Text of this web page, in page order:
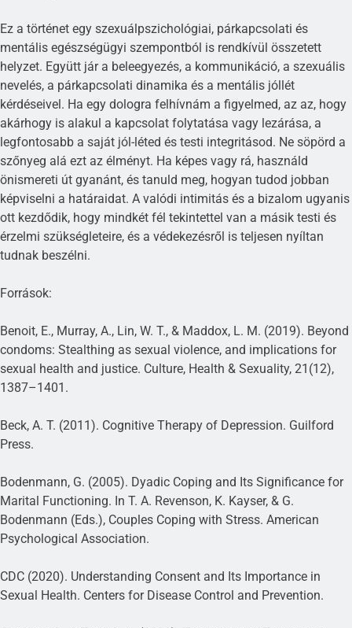
Ez a történet egy szexuálpszichológiai, párkapcsolati és
mentális egészségügyi szempontból is rendkívül összetett
helyzet. Együtt jár a beleegyezés, a kommunikáció, a szexuális
nevelés, a párkapcsolati dinamika és a mentális jóllét
kérdéseivel. Ha egy dologra felhívnám a figyelmed, az az, hogy
akárhogy is alakul a kapcsolat folytatása vagy lezárása, a
legfontosabb a saját jól-léted és testi integritásod. Ne söpörd a
szőnyeg alá ezt az élményt. Ha képes vagy rá, használd
önismereti út gyanánt, és tanuld meg, hogyan tudod jobban
képviselni a határaidat. A valódi intimitás és a bizalom ugyanis
ott kezdődik, hogy mindkét fél tekintettel van a másik testi és
érzelmi szükségleteire, és a védekezésről is teljesen nyíltan
tudnak beszélni.
Források:
Benoit, E., Murray, A., Lin, W. T., & Maddox, L. M. (2019). Beyond
condoms: Stealthing as sexual violence, and implications for
sexual health and justice. Culture, Health & Sexuality, 21(12),
1387–1401.
Beck, A. T. (2011). Cognitive Therapy of Depression. Guilford
Press.
Bodenmann, G. (2005). Dyadic Coping and Its Significance for
Marital Functioning. In T. A. Revenson, K. Kayser, & G.
Bodenmann (Eds.), Couples Coping with Stress. American
Psychological Association.
CDC (2020). Understanding Consent and Its Importance in
Sexual Health. Centers for Disease Control and Prevention.